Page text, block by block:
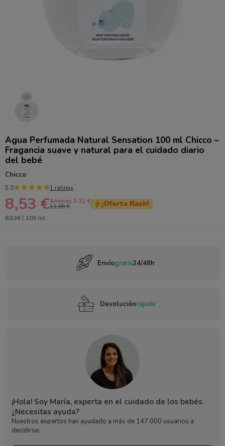
Agua Perfumada Natural Sensation 100 ml Chicco –
Fragancia suave y natural para el cuidado diario
del bebé
Chicco
5.0 1 ratings
8,53 €Ahorras 3.32 €
11,85 € ¡Oferta flash!
8,53€ / 100 ml
Envíogratis24/48h
Devoluciónrápida
¡Hola! Soy María, experta en el cuidado de los bebés.
¿Necesitas ayuda?
Nuestros expertos han ayudado a más de 147.000 usuarios a
decidirse.